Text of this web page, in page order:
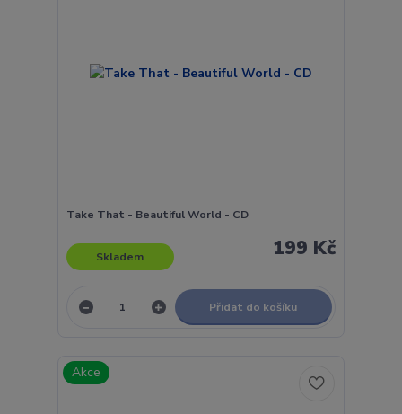
Take That - Beautiful World - CD
199 Kč
Skladem
Přidat do košíku
Akce